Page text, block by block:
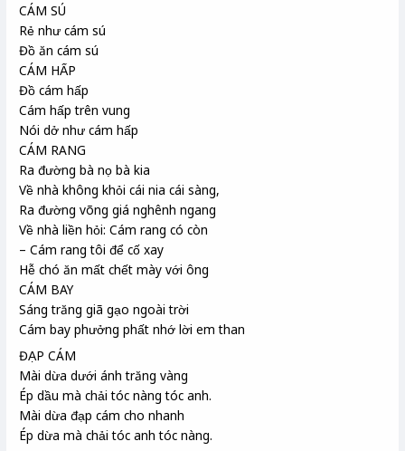
CÁM SÚ
Rẻ như cám sú
Đồ ăn cám sú
CÁM HẤP
Đồ cám hấp
Cám hấp trên vung
Nói dở như cám hấp
CÁM RANG
Ra đường bà nọ bà kia
Về nhà không khỏi cái nia cái sàng,
Ra đường võng giá nghênh ngang
Về nhà liền hỏi: Cám rang có còn
– Cám rang tôi để cố xay
Hễ chó ăn mất chết mày với ông
CÁM BAY
Sáng trăng giã gạo ngoài trời
Cám bay phưởng phất nhớ lời em than
ĐẠP CÁM
Mài dừa dưới ánh trăng vàng
Ép dầu mà chải tóc nàng tóc anh.
Mài dừa đạp cám cho nhanh
Ép dừa mà chải tóc anh tóc nàng.